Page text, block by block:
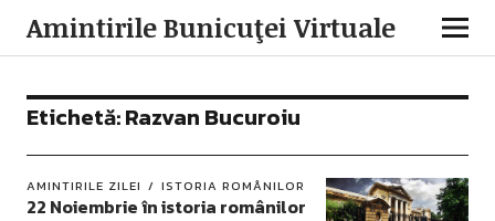
Amintirile Bunicuţei Virtuale
Etichetă:Razvan Bucuroiu
AMINTIRILE ZILEI ISTORIA ROMÂNILOR
22 Noiembrie în istoria românilor